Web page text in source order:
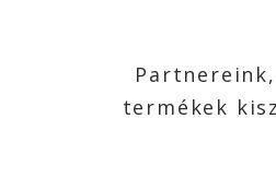
termékek